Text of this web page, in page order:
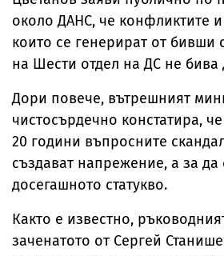
около ДАНС, че конфликтите
които се генерират от бивши
на Шести отдел на ДС не бива
Дори повече, вътрешният
чистосърдечно констатира,
20 години въпросните
създават напрежение, а за да
досегашното статукво.
Както е известно,
заченатото от Сергей